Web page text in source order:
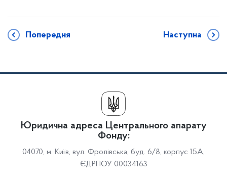
Попередня Наступна
Юридична адреса Центрального апарату
Фонду:
04070, м. Київ, вул. Фролівська, буд. 6/8, корпус 15А,
ЄДРПОУ 00034163